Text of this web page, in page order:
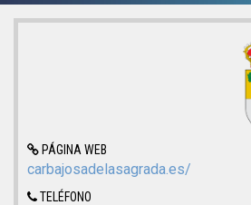
PÁGINA WEB
carbajosadelasagrada.es/
TELÉFONO